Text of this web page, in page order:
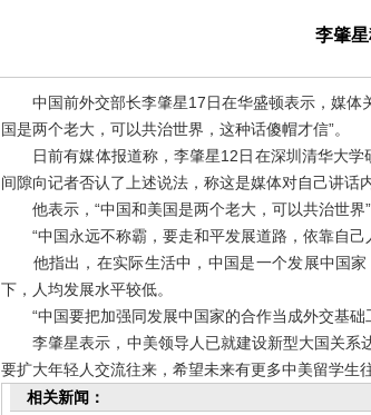
李肇
中国前外交部长李肇星17日在华盛顿表示，媒体关
国是两个老大，可以共治世界，这种话傻帽才信”。
日前有媒体报道称，李肇星12日在深圳清华大学
间隙向记者否认了上述说法，称这是媒体对自己讲话
他表示，“中国和美国是两个老大，可以共治世界”
“中国永远不称霸，要走和平发展道路，依靠自己
他指出，在实际生活中，中国是一个发展中国家
下，人均发展水平较低。
“中国要把加强同发展中国家的合作当成外交基础
李肇星表示，中美领导人已就建设新型大国关系
要扩大年轻人交流往来，希望未来有更多中美留学生
相关新闻：